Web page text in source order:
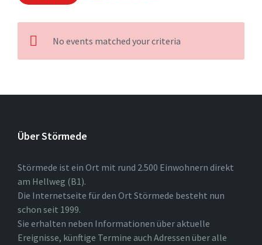
No events matched your criteria
Über Störmede
Störmede ist ein Ort mit rund 2.500 Einwohnern direkt
am Hellweg (B1).
Die Internetseite für den Ort Störmede besteht nun
schon seit 1999.
Sie erhalten neben Informationen über aktuelle
Ereignisse, künftige Termine auch Adressen über alle